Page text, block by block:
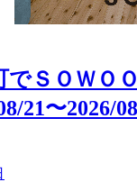
でＳＯＷＯ
21〜2026/